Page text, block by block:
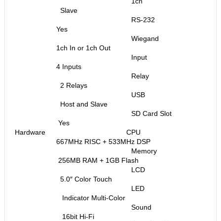
Slave
RS-232
Yes
Wiegand
1ch In or 1ch Out
Input
4 Inputs
Relay
2 Relays
USB
Host and Slave
SD Card Slot
Yes
Hardware CPU
667MHz RISC + 533MHz DSP
Memory
256MB RAM + 1GB Flash
LCD
5.0″ Color Touch
LED
Indicator Multi-Color
Sound
16bit Hi-Fi